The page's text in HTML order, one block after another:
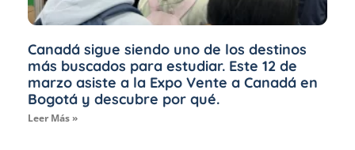
Canadá sigue siendo uno de los destinos
más buscados para estudiar. Este 12 de
marzo asiste a la Expo Vente a Canadá en
Bogotá y descubre por qué.
Leer Más »